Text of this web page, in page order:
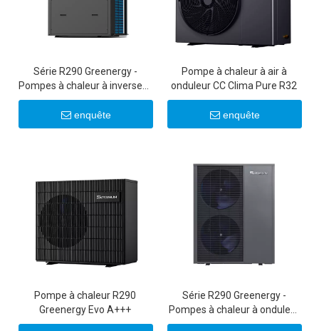
Série R290 Greenergy -
Pompes à chaleur à inverseur
commerciales 50 kW/100 kW
enquête
Pompe à chaleur à air à
onduleur CC Clima Pure R32
enquête
Pompe à chaleur R290
Greenergy Evo A+++
Série R290 Greenergy -
Pompes à chaleur à onduleur
commerciales légères